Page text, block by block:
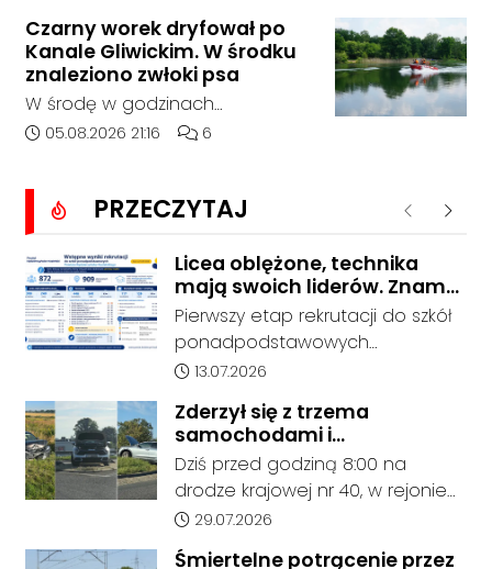
14:30 na drodze wojewódzkiej nr
408 pomiędzy Starym Koźlem a
Bierawą.
Czarny worek dryfował po
Kanale Gliwickim. W środku
znaleziono zwłoki psa
W środę w godzinach
popołudniowych służby zostały
Gliwicki po zgłoszeniu od
zaniepokojonego świadka.
Osoba zgłaszająca zauważyła
unoszący się na wodzie czarny
worek, którego zawartość
wzbudziła jej niepokój.
Data dodania artykułu:
05.08.2026 21:16 Liczba komentarzy artykułu:
6
PRZECZYTAJ Poprzednie
Licea oblężone, technika
mają swoich liderów. Znamy
wstępne wyniki rekrutacji do
szkół w powiecie
Pierwszy etap rekrutacji do szkół
ponadpodstawowych
prowadzonych przez Powiat
coraz wyraźniejsze preferencje
tegorocznych absolwentów szkół
podstawowych. Dane dotyczą
kandydatów, którzy wskazali dany
oddział jako pierwszy wybór,
dlatego nie stanowią jeszcze
Data dodania artykułu:
13.07.2026
Zderzył się z trzema
samochodami i
kontynuował jazdę. Seria
kolizji na Drodze Krajowej nr
40
Dziś przed godziną 8:00 na
drodze krajowej nr 40, w rejonie
ronda im. Witolda Pileckiego oraz
ronda w Reńskiej Wsi, doszło do
Data dodania artykułu:
29.07.2026
Śmiertelne potrącenie przez